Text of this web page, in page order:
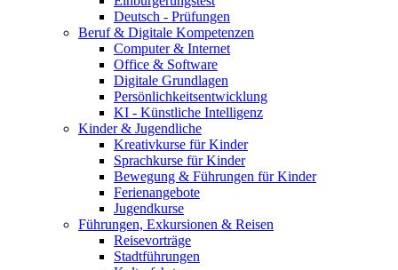
Deutsch - Prüfungen
Beruf & Digitale Kompetenzen
Computer & Internet
Office & Software
Digitale Grundlagen
Persönlichkeitsentwicklung
KI - Künstliche Intelligenz
Kinder & Jugendliche
Kreativkurse für Kinder
Sprachkurse für Kinder
Bewegung & Führungen für Kinder
Ferienangebote
Jugendkurse
Führungen, Exkursionen & Reisen
Reisevorträge
Stadtführungen